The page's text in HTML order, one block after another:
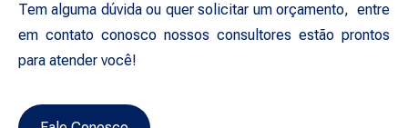
Tem alguma dúvida ou quer solicitar um orçamento, entre
em contato conosco nossos consultores estão prontos
para atender você!